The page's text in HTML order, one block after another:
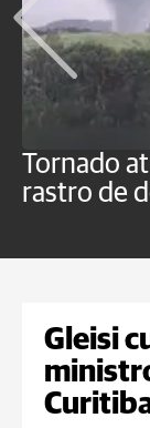
Tornado
rastro de
Gleisi